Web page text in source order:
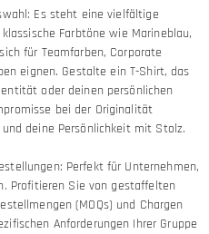
Es steht eine vielfältige
Farbtöne wie Marineblau,
für Teamfarben, Corporate
eignen. Gestalte ein T-Shirt, das
oder deinen persönlichen
bei der Originalität
deine Persönlichkeit mit Stolz.
Perfekt für Unternehmen,
Profitieren Sie von gestaffelten
(MOQs) und Chargen
Anforderungen Ihrer Gruppe